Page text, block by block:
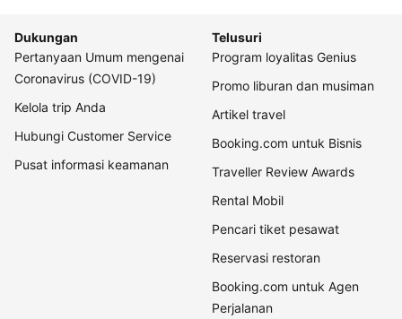
Dukungan
Pertanyaan Umum mengenai
Coronavirus (COVID-19)
Kelola trip Anda
Hubungi Customer Service
Pusat informasi keamanan
Telusuri
Program loyalitas Genius
Promo liburan dan musiman
Artikel travel
Booking.com untuk Bisnis
Traveller Review Awards
Rental Mobil
Pencari tiket pesawat
Reservasi restoran
Booking.com untuk Agen
Perjalanan